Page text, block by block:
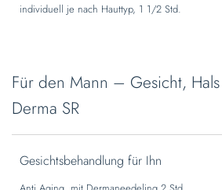
individuell je nach Hauttyp, 1 1/2 Std.
Für den Mann – Gesicht,
Derma SR
Gesichtsbehandlung für Ihn